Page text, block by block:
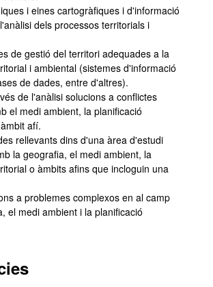
i eines cartogràfiques i d'informació
dels processos territorials i
de gestió del territori adequades a la
i ambiental (sistemes d'informació
de dades, entre d'altres).
de l'anàlisi solucions a conflictes
el medi ambient, la planificació
àmbit afí.
rellevants dins d'una àrea d'estudi
la geografia, el medi ambient, la
o àmbits afins que incloguin una
a problemes complexos en al camp
el medi ambient i la planificació